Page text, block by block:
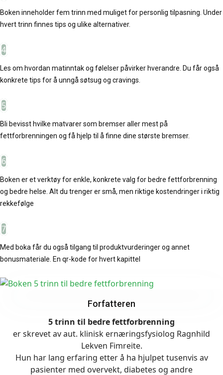
Boken inneholder fem trinn med muliget for personlig tilpasning. Under
hvert trinn finnes tips og ulike alternativer.
4
Les om hvordan matinntak og følelser påvirker hverandre. Du får også
konkrete tips for å unngå søtsug og cravings.
5
Bli bevisst hvilke matvarer som bremser aller mest på
fettforbrenningen og få hjelp til å finne dine største bremser.
6
Boken er et verktøy for enkle, konkrete valg for bedre fettforbrenning
og bedre helse. Alt du trenger er små, men riktige kostendringer i riktig
rekkefølge
7
Med boka får du også tilgang til produktvurderinger og annet
bonusmateriale. En qr-kode for hvert kapittel
Forfatteren
5 trinn til bedre fettforbrenning
er skrevet av aut. klinisk ernæringsfysiolog Ragnhild
Lekven Fimreite.
Hun har lang erfaring etter å ha hjulpet tusenvis av
pasienter med overvekt, diabetes og andre